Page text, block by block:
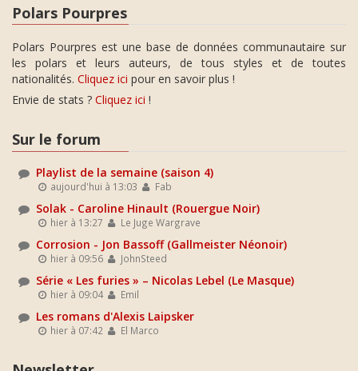
Polars Pourpres
Polars Pourpres est une base de données communautaire sur
les polars et leurs auteurs, de tous styles et de toutes
nationalités. Cliquez ici pour en savoir plus !
Envie de stats ? Cliquez ici !
Sur le forum
Playlist de la semaine (saison 4)
aujourd'hui à 13:03 Fab
Solak - Caroline Hinault (Rouergue Noir)
hier à 13:27 Le Juge Wargrave
Corrosion - Jon Bassoff (Gallmeister Néonoir)
hier à 09:56 JohnSteed
Série « Les furies » – Nicolas Lebel (Le Masque)
hier à 09:04 Emil
Les romans d'Alexis Laipsker
hier à 07:42 El Marco